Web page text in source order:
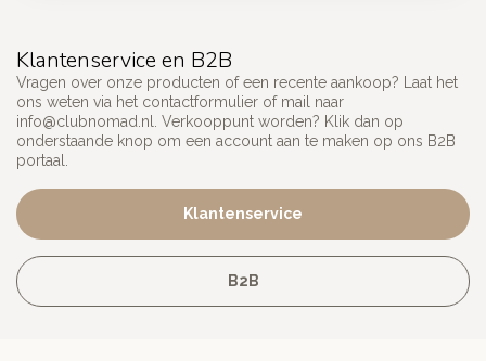
Klantenservice en B2B
Vragen over onze producten of een recente aankoop? Laat het
ons weten via het contactformulier of mail naar
info@clubnomad.nl
. Verkooppunt worden? Klik dan op
onderstaande knop om een account aan te maken op ons B2B
portaal.
Klantenservice
B2B